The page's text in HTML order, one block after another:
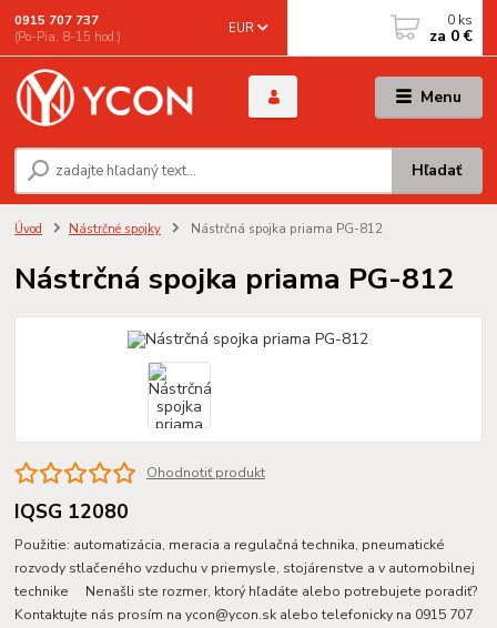
Menu
EUR
Hľadať
0915 707 737
(Po-Pia, 8-15 hod.)
0 ks
za 0 €
Úvod Nástrčné spojky Nástrčná spojka priama PG-812
Nástrčná spojka priama PG-812
Ohodnotiť produkt
IQSG 12080
Použitie: automatizácia, meracia a regulačná technika, pneumatické
rozvody stlačeného vzduchu v priemysle, stojárenstve a v automobilnej
technike Nenašli ste rozmer, ktorý hľadáte alebo potrebujete poradiť?
Kontaktujte nás prosím na ycon@ycon.sk alebo telefonicky na 0915 707